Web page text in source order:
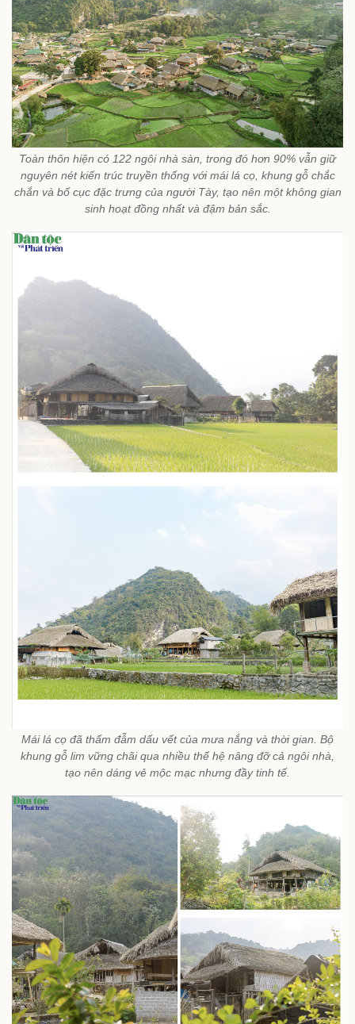
Toàn thôn hiện có 122 ngôi nhà sàn, trong đó hơn 90% vẫn giữ
nguyên nét kiến trúc truyền thống với mái lá cọ, khung gỗ chắc
chắn và bố cục đặc trưng của người Tày, tạo nên một không gian
sinh hoạt đồng nhất và đậm bản sắc.
Mái lá cọ đã thấm đẫm dấu vết của mưa nắng và thời gian. Bộ
khung gỗ lim vững chãi qua nhiều thế hệ nâng đỡ cả ngôi nhà,
tạo nên dáng vẻ mộc mạc nhưng đầy tinh tế.